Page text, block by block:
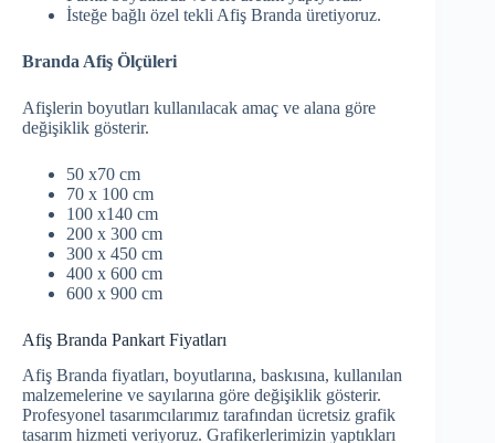
İsteğe bağlı özel tekli Afiş Branda üretiyoruz.
Branda Afiş Ölçüleri
Afişlerin boyutları kullanılacak amaç ve alana göre
değişiklik gösterir.
50 x70 cm
70 x 100 cm
100 x140 cm
200 x 300 cm
300 x 450 cm
400 x 600 cm
600 x 900 cm
Afiş Branda Pankart Fiyatları
Afiş Branda fiyatları, boyutlarına, baskısına, kullanılan
malzemelerine ve sayılarına göre değişiklik gösterir.
Profesyonel tasarımcılarımız tarafından ücretsiz grafik
tasarım hizmeti veriyoruz. Grafikerlerimizin yaptıkları